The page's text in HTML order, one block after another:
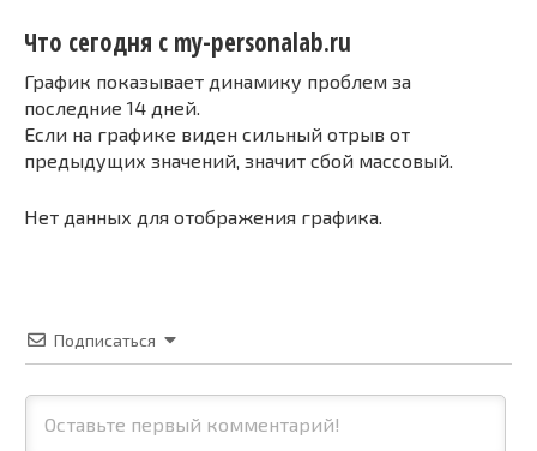
Что сегодня с my-personalab.ru
График показывает динамику проблем за
последние 14 дней.
Если на графике виден сильный отрыв от
предыдущих значений, значит сбой массовый.
Нет данных для отображения графика.
Подписаться